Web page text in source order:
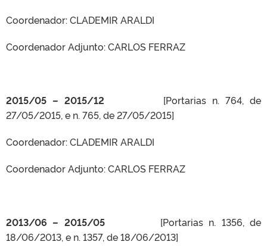
Coordenador: CLADEMIR ARALDI
Coordenador Adjunto: CARLOS FERRAZ
2015/05 – 2015/12 [Portarias n. 764, de
27/05/2015, e n. 765, de 27/05/2015]
Coordenador: CLADEMIR ARALDI
Coordenador Adjunto: CARLOS FERRAZ
2013/06 – 2015/05 [Portarias n. 1356, de
18/06/2013, e n. 1357, de 18/06/2013]